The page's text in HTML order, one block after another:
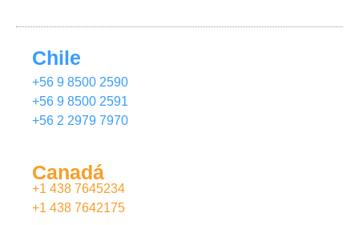
Chile
+56 9 8500 2590
+56 9 8500 2591
+56 2 2979 7970
Canadá
+1 438 7645234
+1 438 7642175